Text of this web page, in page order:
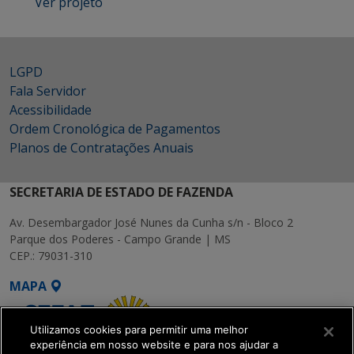
LGPD
Fala Servidor
Acessibilidade
Ordem Cronológica de Pagamentos
Planos de Contratações Anuais
SECRETARIA DE ESTADO DE FAZENDA
Av. Desembargador José Nunes da Cunha s/n - Bloco 2
Parque dos Poderes - Campo Grande | MS
CEP.: 79031-310
MAPA
Utilizamos cookies para permitir uma melhor
experiência em nosso website e para nos ajudar a